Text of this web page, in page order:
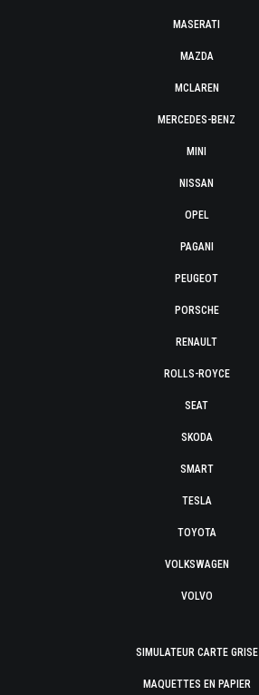
MASERATI
MAZDA
MCLAREN
MERCEDES-BENZ
MINI
NISSAN
OPEL
PAGANI
PEUGEOT
PORSCHE
RENAULT
ROLLS-ROYCE
SEAT
SKODA
SMART
TESLA
TOYOTA
VOLKSWAGEN
VOLVO
SIMULATEUR CARTE GRISE
MAQUETTES EN PAPIER